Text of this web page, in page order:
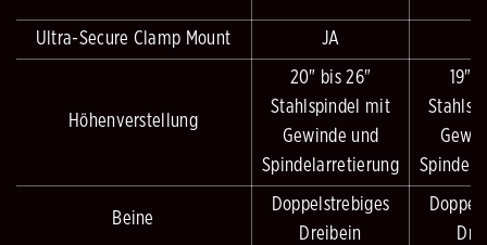
Ultra-Secure Clamp Mount JA
Höhenverstellung
20" bis 26"
Stahlspindel mit
Gewinde und
Spindelarretierung
19"
Beine
Doppelstrebiges
Dreibein